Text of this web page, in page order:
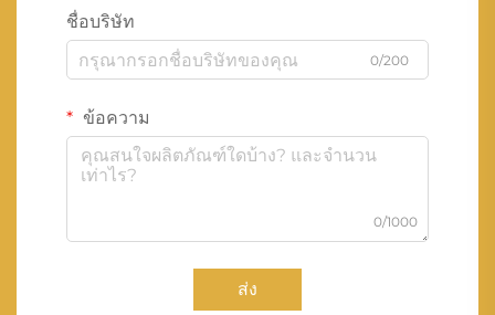
ชื่อบริษัท
0/200
ข้อความ
0/1000
ส่ง